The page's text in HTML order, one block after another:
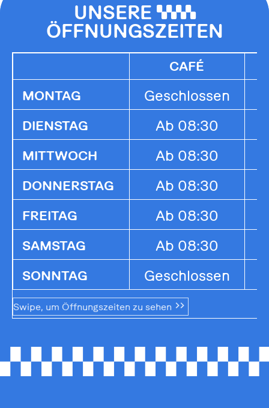
UNSERE 0000
ÖFFNUNGSZEITEN
CAFÉ
MONTAG Geschlossen
DIENSTAG Ab 08:30
MITTWOCH Ab 08:30
DONNERSTAG Ab 08:30
FREITAG Ab 08:30
SAMSTAG Ab 08:30
SONNTAG Geschlossen
Swipe, um Öffnungszeiten zu sehen